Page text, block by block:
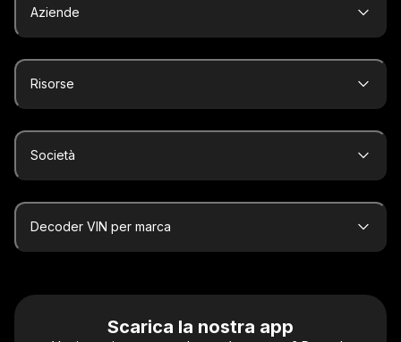
Aziende
Risorse
Società
Decoder VIN per marca
Scarica la nostra app